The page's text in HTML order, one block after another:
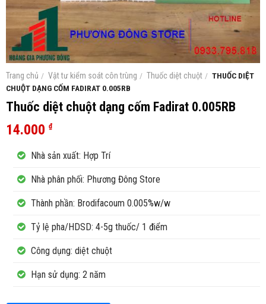
Trang chủ / Vật tư kiểm soát côn trùng / Thuốc diệt chuột / THUỐC DIỆT
CHUỘT DẠNG CỐM FADIRAT 0.005RB
Thuốc diệt chuột dạng cốm Fadirat 0.005RB
14.000 ₫
Nhà sản xuất: Hợp Trí
Nhà phân phối: Phương Đông Store
Thành phần: Brodifacoum 0.005%w/w
Tỷ lệ pha/HDSD: 4-5g thuốc/ 1 điểm
Công dụng: diệt chuột
Hạn sử dụng: 2 năm